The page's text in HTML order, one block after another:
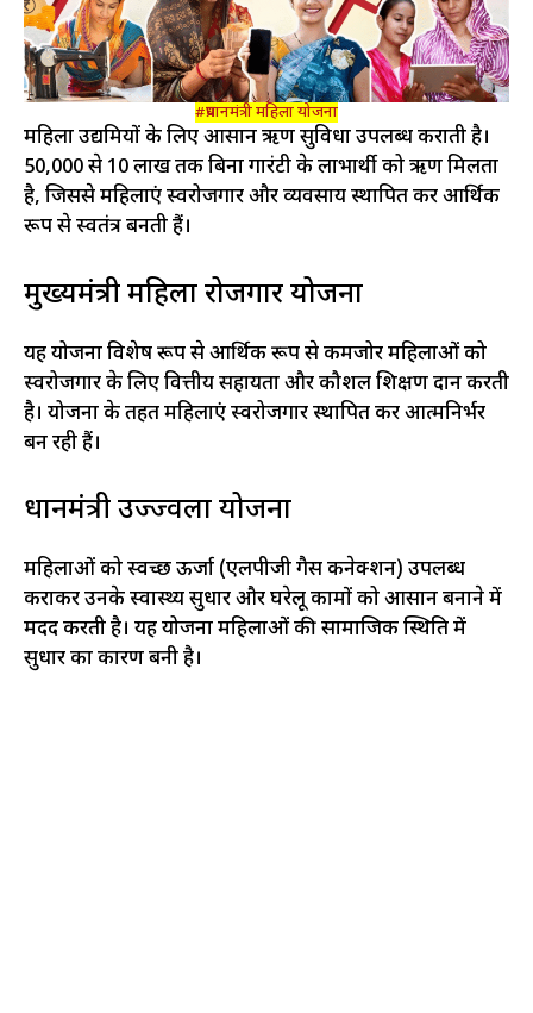
#प्रधानमंत्री महिला योजना
महिला उद्यमियों के लिए आसान ऋण सुविधा उपलब्ध कराती है।
₹50,000 से ₹10 लाख तक बिना गारंटी के लाभार्थी को ऋण मिलता
है, जिससे महिलाएं स्वरोजगार और व्यवसाय स्थापित कर आर्थिक
रूप से स्वतंत्र बनती हैं।
मुख्यमंत्री महिला रोजगार योजना
यह योजना विशेष रूप से आर्थिक रूप से कमजोर महिलाओं को
स्वरोजगार के लिए वित्तीय सहायता और कौशल प्रशिक्षण प्रदान करती
है। योजना के तहत महिलाएं स्वरोजगार स्थापित कर आत्मनिर्भर
बन रही हैं।
प्रधानमंत्री उज्ज्वला योजना
महिलाओं को स्वच्छ ऊर्जा (एलपीजी गैस कनेक्शन) उपलब्ध
कराकर उनके स्वास्थ्य सुधार और घरेलू कामों को आसान बनाने में
मदद करती है। यह योजना महिलाओं की सामाजिक स्थिति में
सुधार का कारण बनी है।